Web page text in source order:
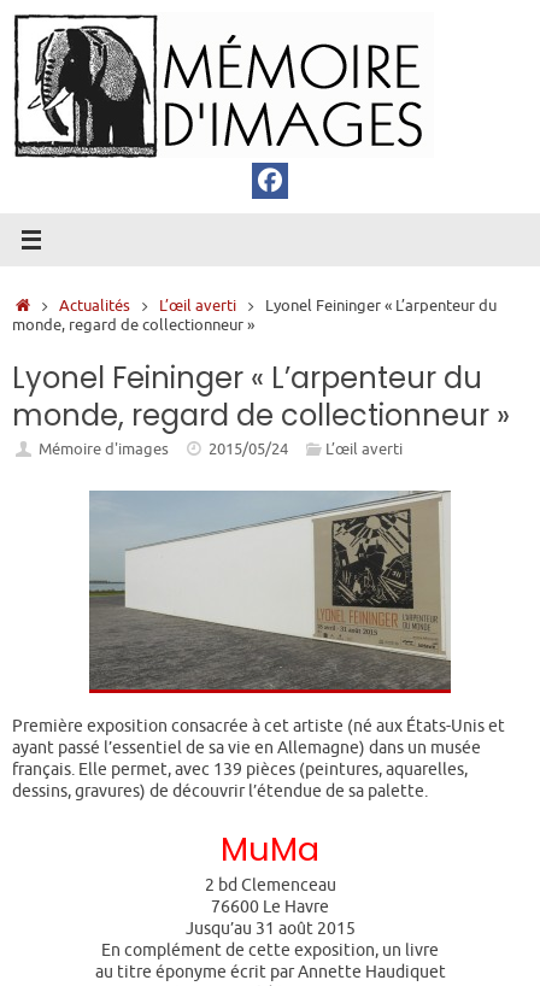
Passer
au
contenu
Accueil
Actualités L’œil averti
Lyonel Feininger « L’arpenteur du
monde, regard de collectionneur »
Lyonel Feininger « L’arpenteur du
monde, regard de collectionneur »
Mémoire d'images 2015/05/24 L’œil averti
Première exposition consacrée à cet artiste (né aux États-Unis et
ayant passé l’essentiel de sa vie en Allemagne) dans un musée
français. Elle permet, avec 139 pièces (peintures, aquarelles,
dessins, gravures) de découvrir l’étendue de sa palette.
MuMa
2 bd Clemenceau
76600 Le Havre
Jusqu’au 31 août 2015
En complément de cette exposition, un livre
au titre éponyme écrit par Annette Haudiquet